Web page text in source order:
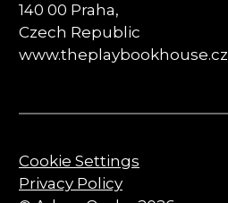
140 00 Praha,
Czech Republic
www.theplaybookhouse.cz
Cookie Settings
Privacy Policy